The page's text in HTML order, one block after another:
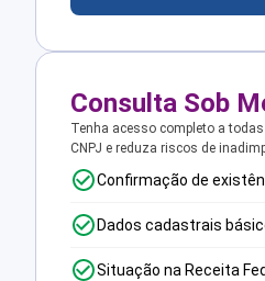
Consulta Sob
Tenha acesso completo a
CNPJ e reduza riscos de
Confirmação de
Dados cadastrais
Situação na Receita